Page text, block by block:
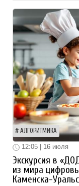
АЛГОРИТМИКА
12:05 | 16 июля
Экскурсия в
из мира
Каменска-